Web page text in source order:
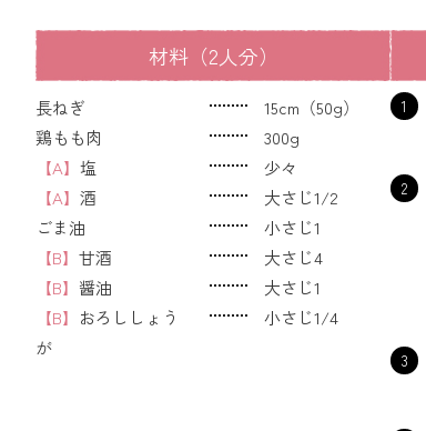
材料（2人分）
長ねぎ
15cm（50g）
鶏もも肉
300g
【A】 塩
少々
【A】 酒
大さじ1/2
ごま油
小さじ1
【B】 甘酒
大さじ4
【B】 醤油
大さじ1
【B】 おろししょう
が
小さじ1/4
1
2
3